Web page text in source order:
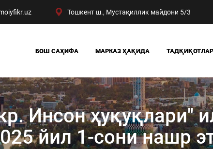
Тошкент ш., Мустақиллик майдони 5/3
БОШ САҲИФА МАРКАЗ ҲАҚИДА
БИЗНИНГ ЮТУҚЛАРИМИЗ
РАҲБАРИЯТ
МАРКАЗ ТУЗИЛМАСИ
ТАДҚИҚОТЛАР
ЖАМИЯТ
СИЁСАТ
DIGITAL
Инсон ҳуқуқлари"
йил 1-сони нашр